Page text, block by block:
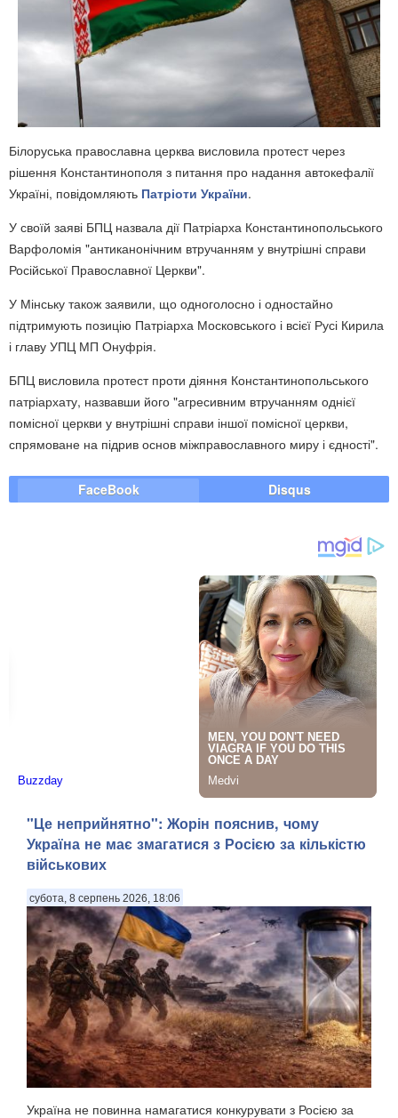
Білоруська православна церква висловила протест через
рішення Константинополя з питання про надання автокефалії
Україні, повідомляють Патріоти України.
У своїй заяві БПЦ назвала дії Патріарха Константинопольського
Варфоломія "антиканонічним втручанням у внутрішні справи
Російської Православної Церкви".
У Мінську також заявили, що одноголосно і одностайно
підтримують позицію Патріарха Московського і всієї Русі Кирила
і главу УПЦ МП Онуфрія.
БПЦ висловила протест проти діяння Константинопольського
патріархату, назвавши його "агресивним втручанням однієї
помісної церкви у внутрішні справи іншої помісної церкви,
спрямоване на підрив основ міжправославного миру і єдності".
FaceBook Disqus
"Це неприйнятно": Жорін пояснив, чому
Україна не має змагатися з Росією за кількістю
військових
субота, 8 серпень 2026, 18:06
Україна не повинна намагатися конкурувати з Росією за